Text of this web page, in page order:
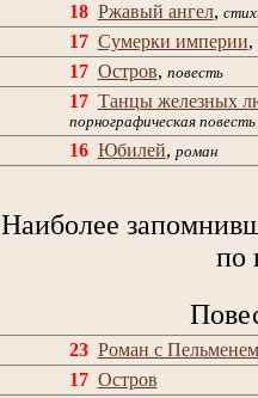
18 Ржавый ангел,
17 Сумерки империи,
17 Остров, повесть
17 Танцы железных
порнографическая повесть
16 Юбилей, роман
Наиболее
по
23 Роман с Пельменем
17 Остров